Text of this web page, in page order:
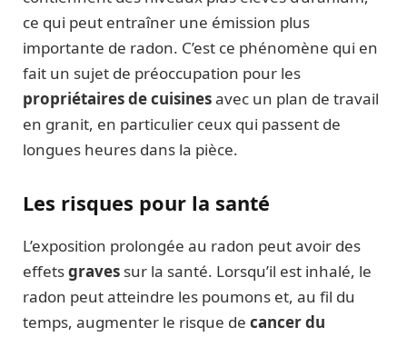
ce qui peut entraîner une émission plus
importante de radon. C’est ce phénomène qui en
fait un sujet de préoccupation pour les
propriétaires de cuisinesavec un plan de travail
en granit, en particulier ceux qui passent de
longues heures dans la pièce.
Les risques pour la santé
L’exposition prolongée au radon peut avoir des
effetsgraves sur la santé. Lorsqu’il est inhalé, le
radon peut atteindre les poumons et, au fil du
temps, augmenter le risque de cancer du